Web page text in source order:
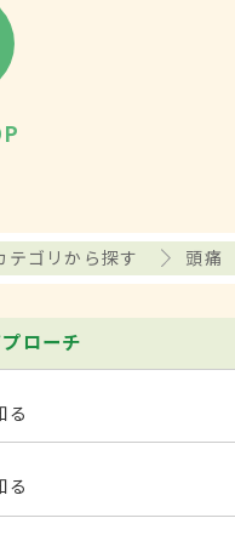
テゴリから探す 頭痛
ローチ
る
る